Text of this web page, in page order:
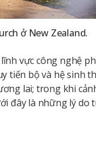
ở New Zealand.
vực công nghệ
tiến bộ và hệ sinh
lai; trong khi
đây là những lý do